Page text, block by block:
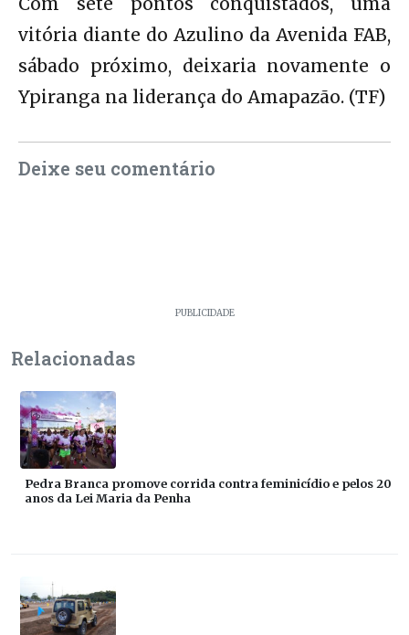
vitória diante do Azulino da Avenida FAB,
sábado próximo, deixaria novamente o
Ypiranga na liderança do Amapazão. (TF)
Deixe seu comentário
PUBLICIDADE
Relacionadas
Pedra Branca promove corrida contra feminicídio e pelos 20
anos da Lei Maria da Penha